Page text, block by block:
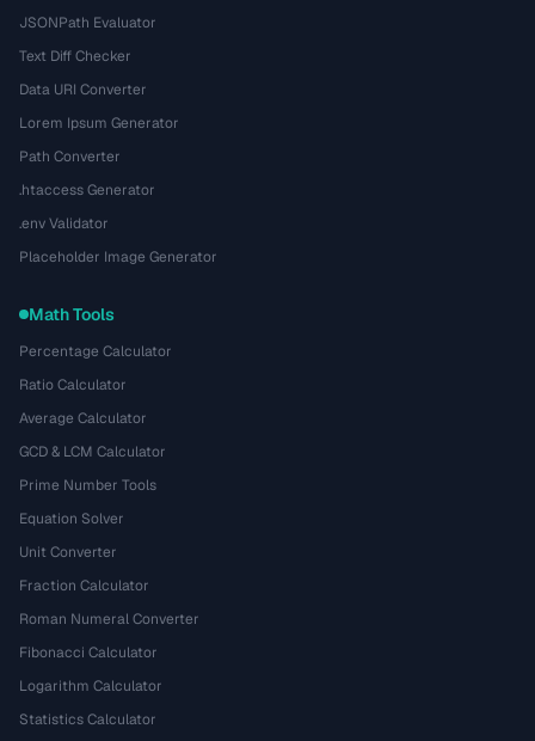
JSONPath Evaluator
Text Diff Checker
Data URI Converter
Lorem Ipsum Generator
Path Converter
.htaccess Generator
.env Validator
Placeholder Image Generator
Math Tools
Percentage Calculator
Ratio Calculator
Average Calculator
GCD & LCM Calculator
Prime Number Tools
Equation Solver
Unit Converter
Fraction Calculator
Roman Numeral Converter
Fibonacci Calculator
Logarithm Calculator
Statistics Calculator